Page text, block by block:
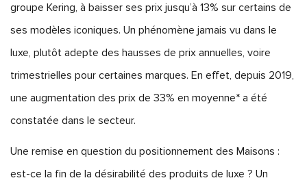
groupe Kering, à baisser ses prix jusqu’à 13% sur certains de
ses modèles iconiques. Un phénomène jamais vu dans le
luxe, plutôt adepte des hausses de prix annuelles, voire
trimestrielles pour certaines marques. En effet, depuis 2019,
une augmentation des prix de 33% en moyenne* a été
constatée dans le secteur.
Une remise en question du positionnement des Maisons :
est-ce la fin de la désirabilité des produits de luxe ? Un